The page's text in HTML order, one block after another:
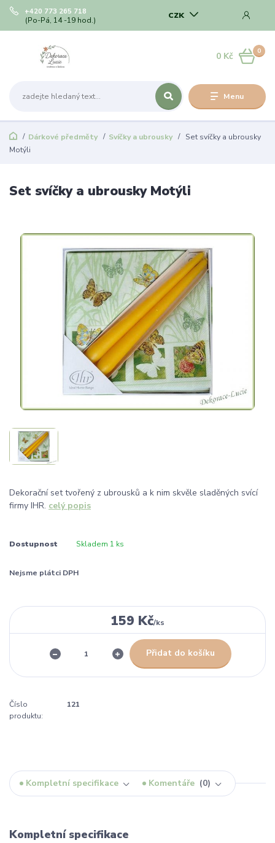
Menu
CZK
+420 773 265 718
(Po-Pá, 14 -19 hod.)
0
0 Kč
Dárkové předměty Svíčky a ubrousky
Set svíčky a ubrousky
Motýli
Set svíčky a ubrousky Motýli
Dekorační set tvořený z ubrousků a k nim skvěle sladěných svící
firmy IHR. celý popis
Dostupnost Skladem 1 ks
Nejsme plátci DPH
159 Kč/ks
Přidat do košíku
Číslo
produktu:
121
Kompletní specifikace Komentáře 0
Kompletní specifikace